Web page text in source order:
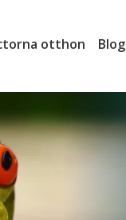
otthon Blog